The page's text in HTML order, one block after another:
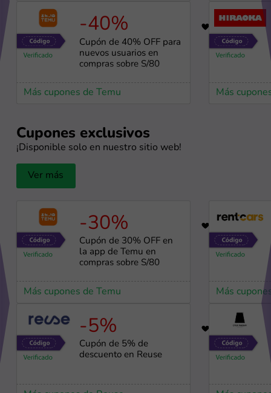
-40%
Cupón de 40% OFF para
nuevos usuarios en
compras sobre S/80
Más cupones de Temu Más
Cupones exclusivos
¡Disponible solo en nuestro sitio web!
Ver más
-30%
Cupón de 30% OFF en
la app de Temu en
compras sobre S/80
Más cupones de Temu
-5%
Cupón de 5% de
descuento en Reuse
Más